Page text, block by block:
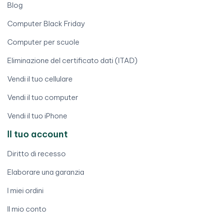
Blog
Computer Black Friday
Computer per scuole
Eliminazione del certificato dati (ITAD)
Vendi il tuo cellulare
Vendi il tuo computer
Vendi il tuo iPhone
Il tuo account
Diritto di recesso
Elaborare una garanzia
I miei ordini
Il mio conto